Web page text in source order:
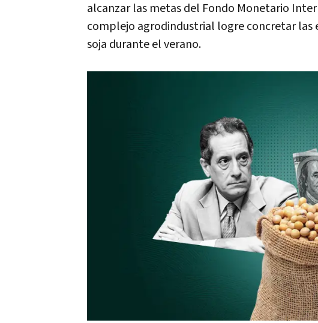
alcanzar las metas del Fondo Monetario
complejo agrodindustrial logre concretar las
soja durante el verano.